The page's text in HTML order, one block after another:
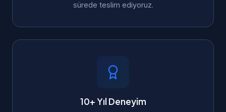
sürede teslim ediyoruz.
10+ Yıl Deneyim